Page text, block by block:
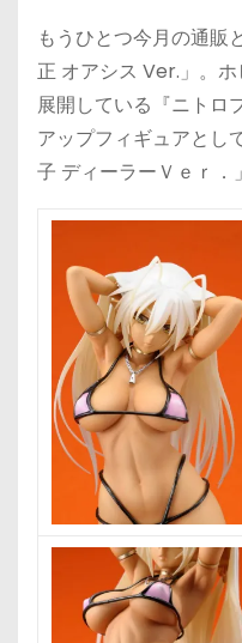
もうひとつ今月の通販
正 オアシス Ver.」。
展開している『ニトロ
アップフィギュアとし
子 ディーラーＶｅｒ．